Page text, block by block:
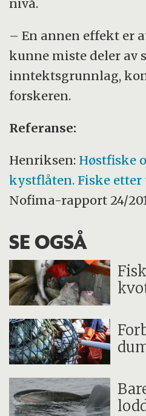
nivå.
– En annen effekt er
kunne miste deler av
inntektsgrunnlag,
forskeren.
Referanse:
Henriksen: Høstfiske
kystflåten. Fiske etter
Nofima-rapport 24/
SE OGSÅ